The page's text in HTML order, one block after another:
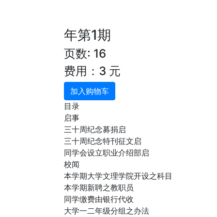
年第1期
页数: 16
费用：3 元
加入购物车
目录
启事
三十周纪念募捐启
三十周纪念特刊征文启
同学会设立职业介绍部启
校闻
本学期大学文理学院开设之科目
本学期新聘之教职员
同学缴费由银行代收
大学一二年级分组之办法